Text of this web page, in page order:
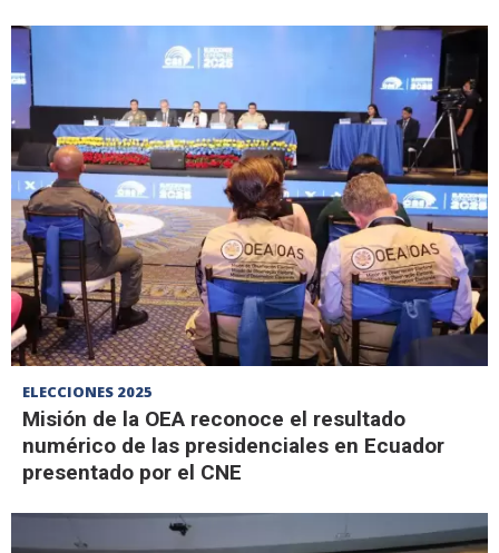
ELECCIONES 2025
Misión de la OEA reconoce el resultado
numérico de las presidenciales en Ecuador
presentado por el CNE